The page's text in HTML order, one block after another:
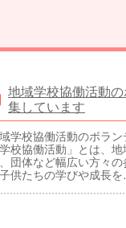
地域学校協働活動
集しています
学校協働活動のボラ
校協働活動」とは、
団体など幅広い方々
供たちの学びや成長